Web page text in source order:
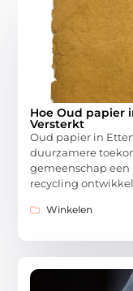
Hoe Oud papier
Versterkt
Oud papier in
duurzamere
gemeenschap
recycling
Winkelen